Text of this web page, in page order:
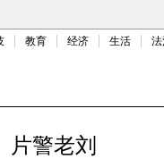
教育 经济 生活
片警老刘